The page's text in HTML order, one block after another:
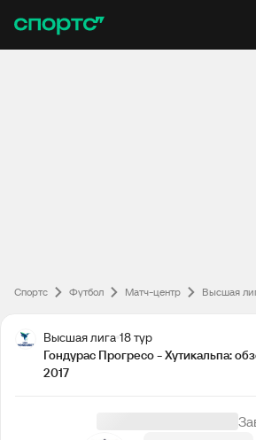
Спортс Футбол Матч-центр Высшая
Высшая лига 18 тур
Гондурас Прогресо - Хутикальпа:
2017